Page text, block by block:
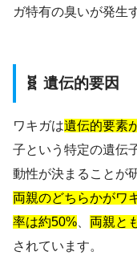
ガ特有の臭いが発生
🧬 遺伝的要因
ワキガは遺伝的要素
子という特定の遺伝
動性が決まることが
両親のどちらかがワ
率は約50%
両親と
されています。